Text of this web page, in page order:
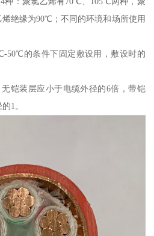
绝缘为90℃；不同的环境和场所使用
50℃的条件下固定敷设用，敷设时的
铠装层应小于电缆外径的6倍，带铠
1。